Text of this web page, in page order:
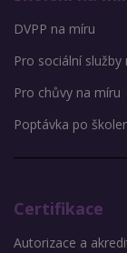
DVPP na míru
Pro sociální služby
Pro chůvy na míru
Poptávka po
Certifikace
Autorizace a